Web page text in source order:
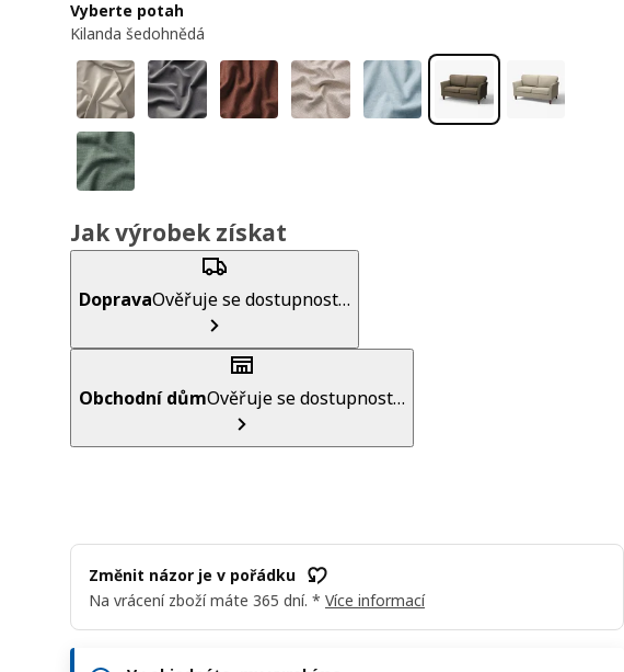
Vyberte potah
Kilanda šedohnědá
Jak výrobek získat
DopravaOvěřuje se dostupnost…
Obchodní důmOvěřuje se dostupnost…
Změnit názor je v pořádku
Na vrácení zboží máte 365 dní. * Více informací